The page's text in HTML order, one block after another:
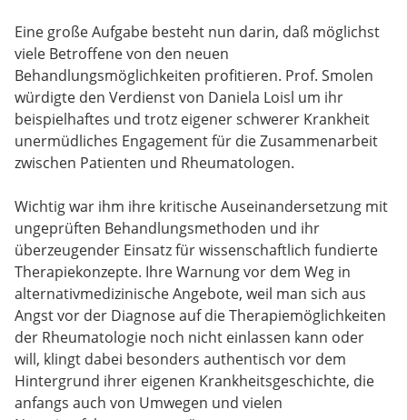
Eine große Aufgabe besteht nun darin, daß möglichst
viele Betroffene von den neuen
Behandlungsmöglichkeiten profitieren. Prof. Smolen
würdigte den Verdienst von Daniela Loisl um ihr
beispielhaftes und trotz eigener schwerer Krankheit
unermüdliches Engagement für die Zusammenarbeit
zwischen Patienten und Rheumatologen.
Wichtig war ihm ihre kritische Auseinandersetzung mit
ungeprüften Behandlungsmethoden und ihr
überzeugender Einsatz für wissenschaftlich fundierte
Therapiekonzepte. Ihre Warnung vor dem Weg in
alternativmedizinische Angebote, weil man sich aus
Angst vor der Diagnose auf die Therapiemöglichkeiten
der Rheumatologie noch nicht einlassen kann oder
will, klingt dabei besonders authentisch vor dem
Hintergrund ihrer eigenen Krankheitsgeschichte, die
anfangs auch von Umwegen und vielen